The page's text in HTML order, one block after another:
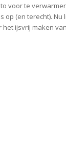
voor te
op (en terecht).
ijsvrij maken